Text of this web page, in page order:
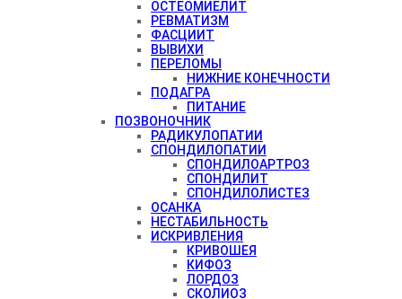
ОСТЕОМИЕЛИТ
РЕВМАТИЗМ
ФАСЦИИТ
ВЫВИХИ
ПЕРЕЛОМЫ
НИЖНИЕ КОНЕЧНОСТИ
ПОДАГРА
ПИТАНИЕ
ПОЗВОНОЧНИК
РАДИКУЛОПАТИИ
СПОНДИЛОПАТИИ
СПОНДИЛОАРТРОЗ
СПОНДИЛИТ
СПОНДИЛОЛИСТЕЗ
ОСАНКА
НЕСТАБИЛЬНОСТЬ
ИСКРИВЛЕНИЯ
КРИВОШЕЯ
КИФОЗ
ЛОРДОЗ
СКОЛИОЗ